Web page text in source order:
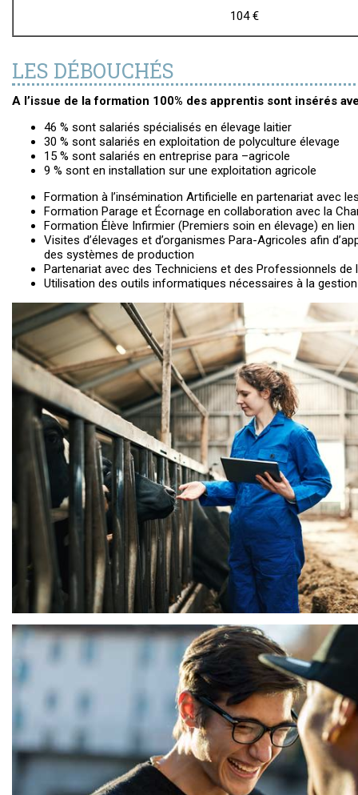
104 €
LES DÉBOUCHÉS
A l’issue de la formation 100% des apprentis sont insérés
46 % sont salariés spécialisés en élevage laitier
30 % sont salariés en exploitation de polyculture élevage
15 % sont salariés en entreprise para –agricole
9 % sont en installation sur une exploitation agricole
Formation à l’insémination Artificielle en partenariat avec
Formation Parage et Écornage en collaboration avec la
Formation Élève Infirmier (Premiers soin en élevage) en lien
Visites d’élevages et d’organismes Para-Agricoles afin
des systèmes de production
Partenariat avec des Techniciens et des Professionnels de
Utilisation des outils informatiques nécessaires à la